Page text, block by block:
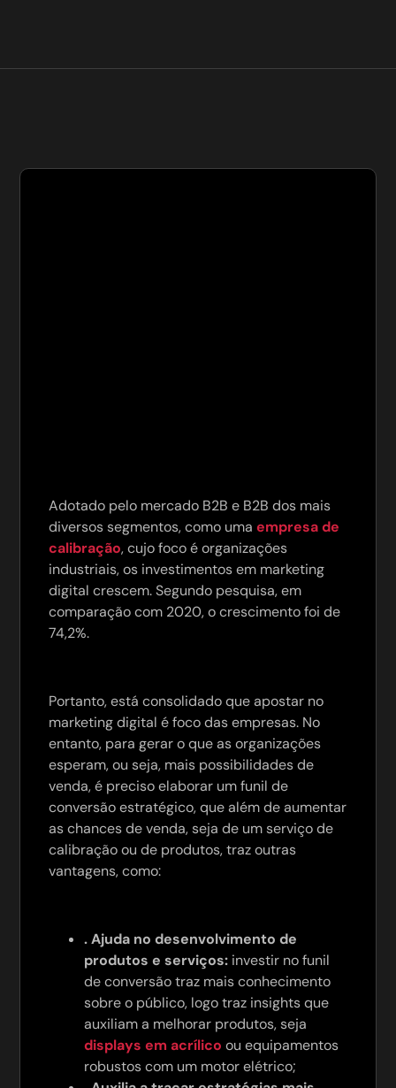
Adotado pelo mercado B2B e B2B dos mais
diversos segmentos, como umaempresa de
calibração, cujo foco é organizações
industriais, os investimentos em marketing
digital crescem. Segundo pesquisa, em
comparação com 2020, o crescimento foi de
74,2%.
Portanto, está consolidado que apostar no
marketing digital é foco das empresas. No
entanto, para gerar o que as organizações
esperam, ou seja, mais possibilidades de
venda, é preciso elaborar um funil de
conversão estratégico, que além de aumentar
as chances de venda, seja de um serviço de
calibração ou de produtos, traz outras
vantagens, como:
. Ajuda no desenvolvimento de
produtos e serviços: investir no funil
de conversão traz mais conhecimento
sobre o público, logo traz insights que
auxiliam a melhorar produtos, seja
displays em acrílico ou equipamentos
robustos com um motor elétrico;